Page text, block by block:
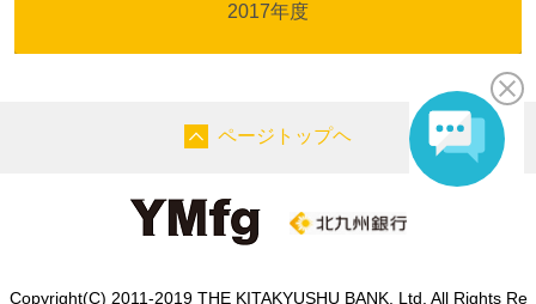
2017年度
ページトップヘ
Copyright(C) 2011-2019 THE KITAKYUSHU BANK, Ltd. All Rights Re